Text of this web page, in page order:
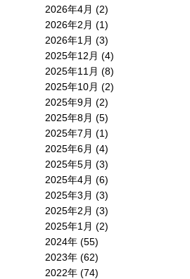
2026年4月 (2)
2026年2月 (1)
2026年1月 (3)
2025年12月 (4)
2025年11月 (8)
2025年10月 (2)
2025年9月 (2)
2025年8月 (5)
2025年7月 (1)
2025年6月 (4)
2025年5月 (3)
2025年4月 (6)
2025年3月 (3)
2025年2月 (3)
2025年1月 (2)
2024年 (55)
2023年 (62)
2022年 (74)